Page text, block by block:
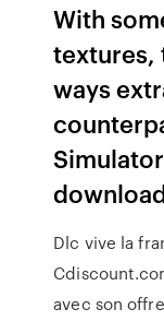
With
textures,
ways
Dlc vive la
avec son